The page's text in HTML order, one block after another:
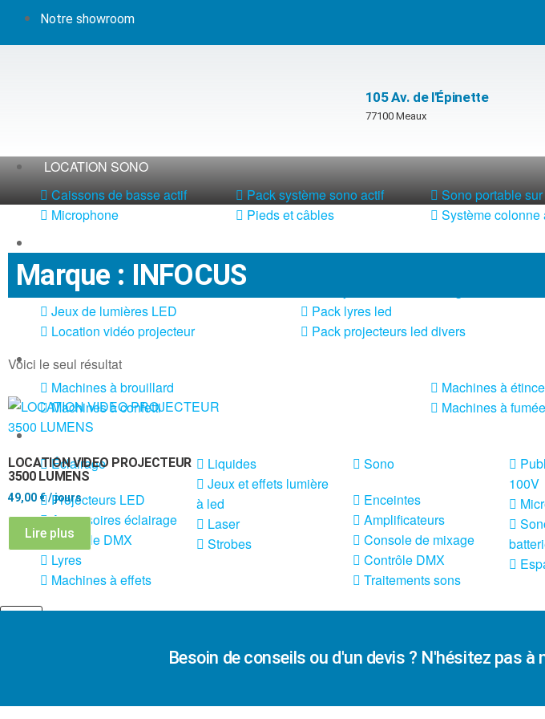
Notre showroom
105 Av. de l'Épinette
77100 Meaux
LOCATION SONO
Caissons de basse actif
Microphone
Pack système sono actif
Pieds et câbles
Sono portable
Système colonne
DMX et alimentation
Jeux de lumières laser
Jeux de lumières LED
Location vidéo projecteur
Pack lyres led
Pack projecteurs led divers
LOCATION MACHINE À EFFETS
Machines à brouillard
Machines à confetti
Machines à
Machines à
VENTE SONO ET ÉCLAIRAGE
Éclairage
Projecteurs LED
Accessoires éclairage
Contrôle DMX
Lyres
Machines à effets
Liquides
Jeux et effets lumière
à led
Laser
Strobes
Sono
Enceintes
Amplificateurs
Console de mixage
Contrôle DMX
Traitements sons
100V
Marque : INFOCUS
Voici le seul résultat
LOCATION VIDEO PROJECTEUR
3500 LUMENS
49,00 €/ jours
Lire plus
Besoin de conseils ou d'un devis ? N'hésitez pas